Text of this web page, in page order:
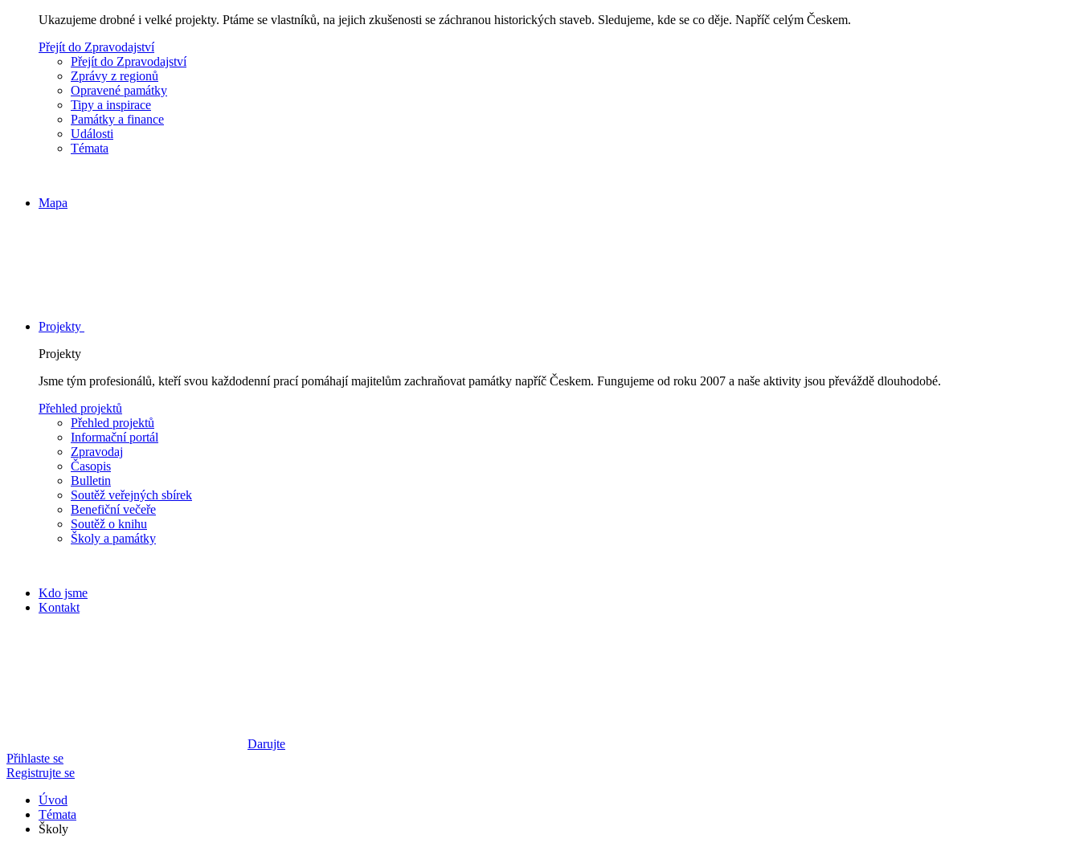
Ukazujeme drobné i velké projekty. Ptáme se vlastníků, na jejich zkušenosti se záchranou historických staveb. Sledujeme, kde se co děje. Napříč celým Českem.
Přejít do Zpravodajství
Přejít do Zpravodajství
Zprávy z regionů
Opravené památky
Tipy a inspirace
Památky a finance
Události
Témata
Mapa
Projekty
Projekty
Jsme tým profesionálů, kteří svou každodenní prací pomáhají majitelům zachraňovat památky napříč Českem. Fungujeme od roku 2007 a naše aktivity jsou převáždě dlouhodobé.
Přehled projektů
Přehled projektů
Informační portál
Zpravodaj
Časopis
Bulletin
Soutěž veřejných sbírek
Benefiční večeře
Soutěž o knihu
Školy a památky
Kdo jsme
Kontakt
Darujte
Přihlaste se
Registrujte se
Úvod
Témata
Školy